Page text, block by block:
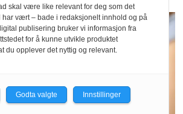
skal være like relevant for deg som det
har vært – bade i redaksjonelt innhold og på
publisering bruker vi informasjon fra
for å kunne utvikle produktet
du opplever det nyttig og relevant.
Godta valgte Innstillinger